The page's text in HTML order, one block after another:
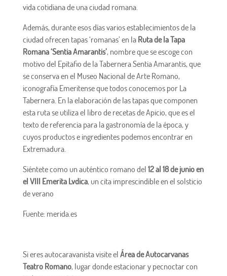
vida cotidiana de una ciudad romana.
Además, durante esos días varios establecimientos de la
ciudad ofrecen tapas ‘romanas’ en la Ruta de la Tapa
Romana ‘Sentia Amarantis’, nombre que se escoge con
motivo del Epitafio de la Tabernera Sentia Amarantis, que
se conserva en el Museo Nacional de Arte Romano,
iconografía Emeritense que todos conocemos por La
Tabernera. En la elaboración de las tapas que componen
esta ruta se utiliza el libro de recetas de Apicio, que es el
texto de referencia para la gastronomía de la época, y
cuyos productos e ingredientes podemos encontrar en
Extremadura.
Siéntete como un auténtico romano del 12 al 18 de junio en
el VIII Emerita Lvdica, un cita imprescindible en el solsticio
de verano
Fuente: merida.es
Si eres autocaravanista visite el Área de Autocarvanas
Teatro Romano, lugar donde estacionar y pecnoctar con